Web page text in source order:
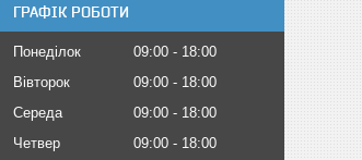
ГРАФІК РОБОТИ
Понеділок 09:00
18:00
Вівторок
09:00
18:00
Середа
09:00
18:00
Четвер
09:00
18:00